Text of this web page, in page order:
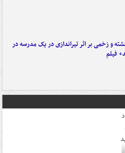
کشته و زخمی بر اثر تیراندازی در یک مدرسه در
فیلم